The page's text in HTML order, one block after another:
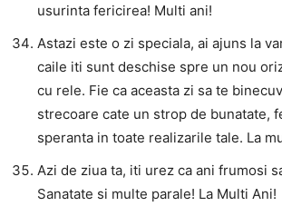
usurinta fericirea! Multi ani!
Astazi este o zi speciala, ai ajuns la
caile iti sunt deschise spre un nou
cu rele. Fie ca aceasta zi sa te
strecoare cate un strop de bunatate,
speranta in toate realizarile tale. La
Azi de ziua ta, iti urez ca ani frumosi
Sanatate si multe parale! La Multi Ani!